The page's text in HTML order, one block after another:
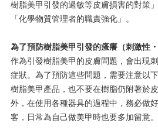
樹脂美甲引發的過敏等皮膚損害的對策
「化學物質管理者的職責強化」。
為了預防樹脂美甲引發的瘙癢（刺激性・
作為引發樹脂美甲的皮膚問題，會出現
症狀。為了預防這些問題，需要注意以
樹脂美甲產品，也不要在樹脂仍附著於
外，在使用各種器具的過程中，務必做
客，日常為自己做美甲時也要多加留意。